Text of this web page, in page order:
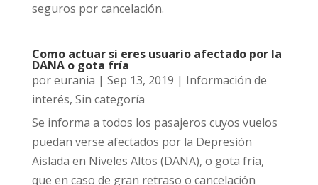
seguros por cancelación.
Como actuar si eres usuario afectado por la
DANA o gota fría
poreurania | Sep 13, 2019 | Información de
interés, Sin categoría
Se informa a todos los pasajeros cuyos vuelos
puedan verse afectados por la Depresión
Aislada en Niveles Altos (DANA), o gota fría,
que en caso de gran retraso o cancelación